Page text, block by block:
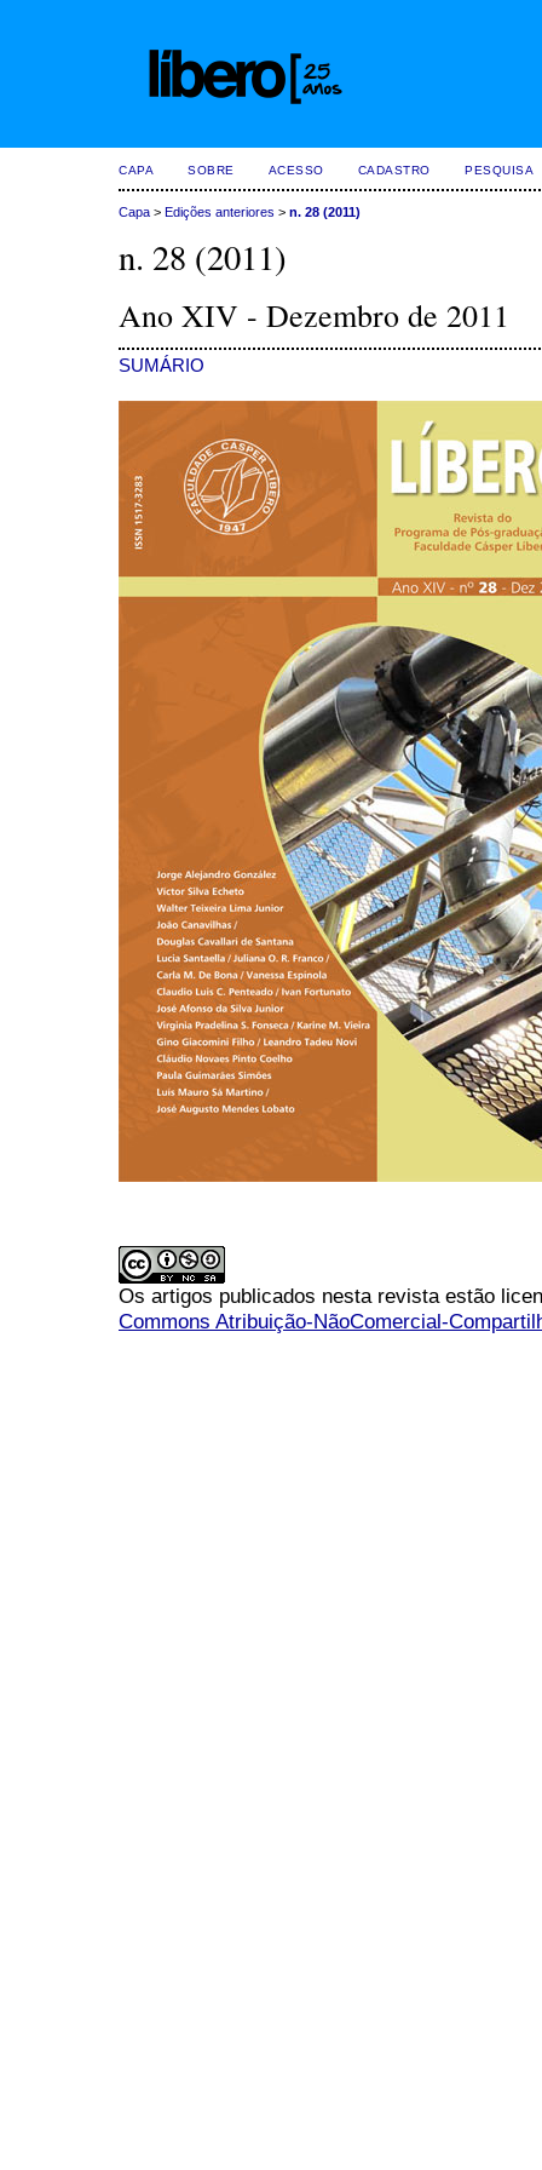
CAPA SOBRE ACESSO CADASTRO PESQUISA
Capa > Edições anteriores > n. 28 (2011)
n. 28 (2011)
Ano XIV - Dezembro de 2011
SUMÁRIO
Os artigos publicados nesta revista estão
Commons Atribuição-NãoComercial-